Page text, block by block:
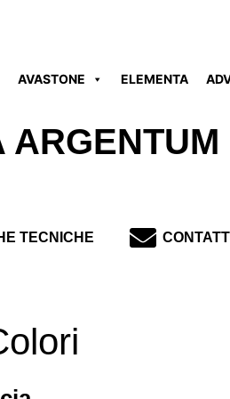
AVASTONE ELEMENTA
ARGENTUM
TECNICHE